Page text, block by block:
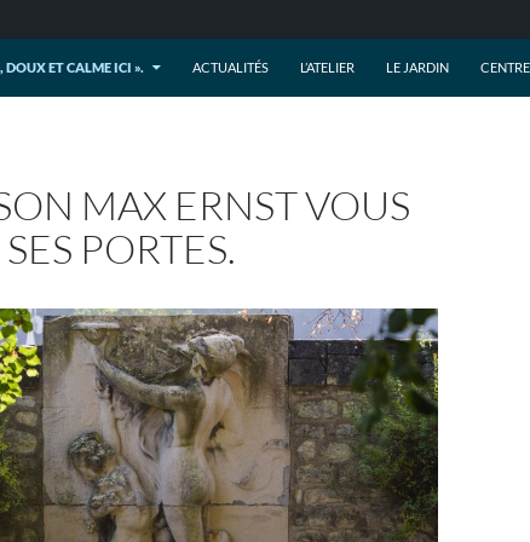
DOUX ET CALME ICI ». ACTUALITÉS L’ATELIER LE JARDIN
MAX ERNST VOUS
PORTES.